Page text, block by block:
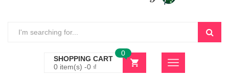
SHOPPING CART
0 item(s) -0 ₫
0